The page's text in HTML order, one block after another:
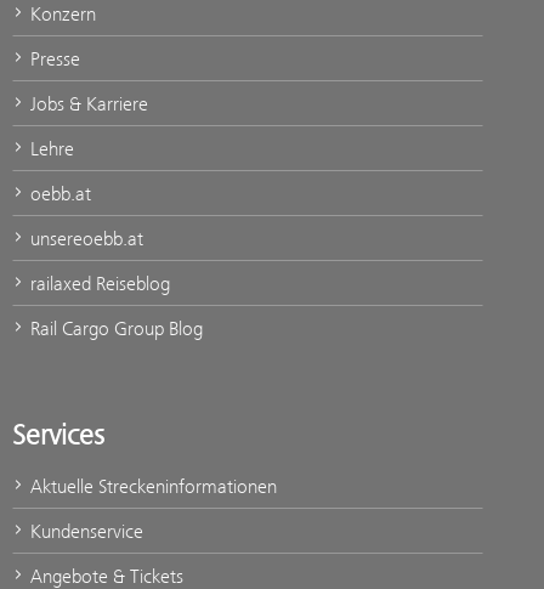
Konzern
Presse
Jobs & Karriere
Lehre
oebb.at
unsereoebb.at
railaxed Reiseblog
Rail Cargo Group Blog
Services
Aktuelle Streckeninformationen
Kundenservice
Angebote & Tickets